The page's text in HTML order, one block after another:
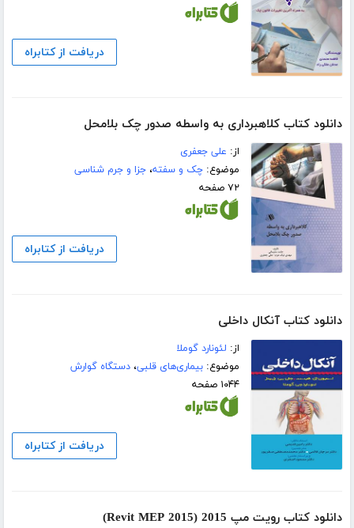
دریافت از کتابراه
دانلود کتاب کلاهبرداری به واسطه صدور چک بلامحل
از: علی جعفری
موضوع:چک و سفته،جزا و جرم شناسی
۷۲ صفحه
دریافت از کتابراه
دانلود کتاب آنکال داخلی
از: لئونارد گوملا
موضوع:بیماری‌های قلبی،دستگاه گوارش
۱۰۴۴ صفحه
دریافت از کتابراه
دانلود کتاب رویت مپ 2015 (Revit MEP 2015)